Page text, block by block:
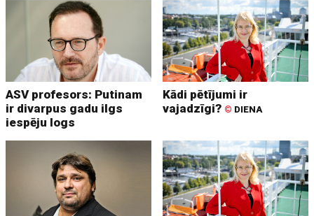
ASV profesors: Putinam
ir divarpus gadu ilgs
iespēju logs
Kādi pētījumi ir
vajadzīgi? © DIENA